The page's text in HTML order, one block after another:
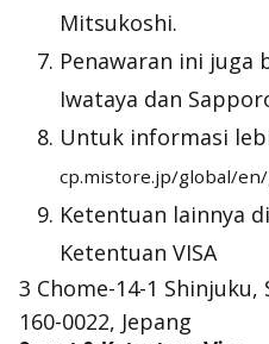
Mitsukoshi.
Penawaran ini juga
Iwataya dan
Untuk informasi
cp.mistore.jp/global/
Ketentuan lainnya
Ketentuan VISA
3 Chome-14-1
160-0022, Jepang